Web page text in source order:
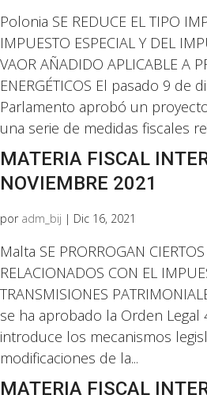
Polonia SE REDUCE EL TIPO
IMPUESTO ESPECIAL Y DEL
VAOR AÑADIDO APLICABLE A
ENERGÉTICOS El pasado 9 de
Parlamento aprobó un
una serie de medidas fiscales
MATERIA FISCAL
NOVIEMBRE 2021
por adm_bij | Dic 16, 2021
Malta SE PRORROGAN
RELACIONADOS CON EL
TRANSMISIONES
se ha aprobado la Orden Legal
introduce los mecanismos
modificaciones de la...
MATERIA FISCAL